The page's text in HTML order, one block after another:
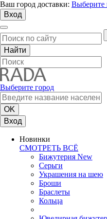
Ваш город доставки: Выберите
Вход
Выберите город
Вход
Новинки
СМОТРЕТЬ ВСЁ
Бижутерия New
Серьги
Украшения на шею
Броши
Браслеты
Кольца